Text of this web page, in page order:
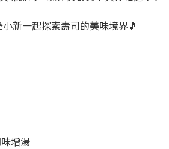
新一起探索壽司的美味境界🎵
增湯